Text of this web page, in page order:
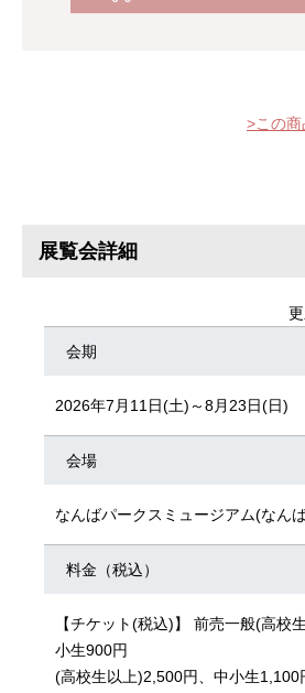
この
展覧会詳細
会期
2026年7月11日(土)～8月23日(日)
会場
なんばパークスミュージアム(なん
料金（税込）
【チケット(税込)】 前売一般(高校
小生900円
(高校生以上)2,500円、中小生